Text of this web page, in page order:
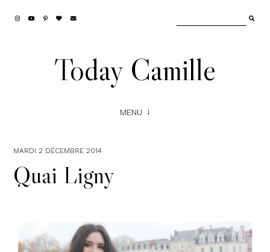
Today Camille
MENU
MARDI 2 DÉCEMBRE 2014
Quai Ligny